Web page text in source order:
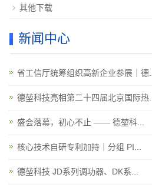
其他下载
新闻中心
省工信厅统筹组织高新企业参展｜德...
德堃科技亮相第二十四届北京国际热...
盛会落幕，初心不止 —— 德堃科...
核心技术自研专利加持｜分组 PI...
德堃科技 JD系列调功器、DK系...